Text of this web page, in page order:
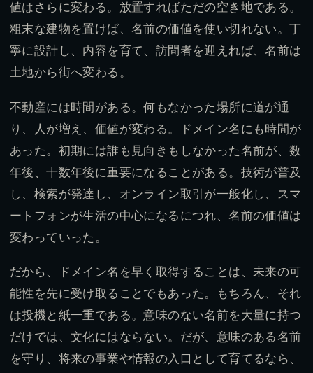
値はさらに変わる。放置すればただの空き地である。
粗末な建物を置けば、名前の価値を使い切れない。丁
寧に設計し、内容を育て、訪問者を迎えれば、名前は
土地から街へ変わる。
不動産には時間がある。何もなかった場所に道が通
り、人が増え、価値が変わる。ドメイン名にも時間が
あった。初期には誰も見向きもしなかった名前が、数
年後、十数年後に重要になることがある。技術が普及
し、検索が発達し、オンライン取引が一般化し、スマ
ートフォンが生活の中心になるにつれ、名前の価値は
変わっていった。
だから、ドメイン名を早く取得することは、未来の可
能性を先に受け取ることでもあった。もちろん、それ
は投機と紙一重である。意味のない名前を大量に持つ
だけでは、文化にはならない。だが、意味のある名前
を守り、将来の事業や情報の入口として育てるなら、